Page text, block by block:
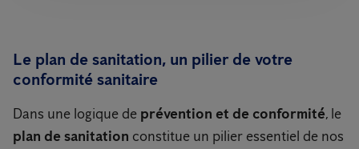
Le plan de sanitation, un pilier de votre
conformité sanitaire
Dans une logique de prévention et de conformité, le
plan de sanitation constitue un pilier essentiel de nos